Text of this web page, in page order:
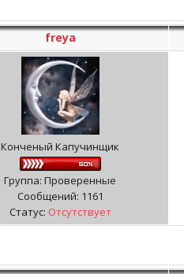
freya
Конченый Капучинщик
Группа: Проверенные
Сообщений: 1161
Статус: Отсутствует